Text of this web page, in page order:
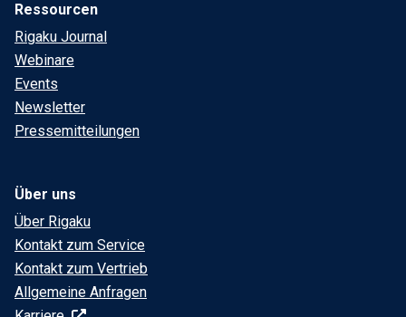
Ressourcen
Rigaku Journal
Webinare
Events
Newsletter
Pressemitteilungen
Über uns
Über Rigaku
Kontakt zum Service
Kontakt zum Vertrieb
Allgemeine Anfragen